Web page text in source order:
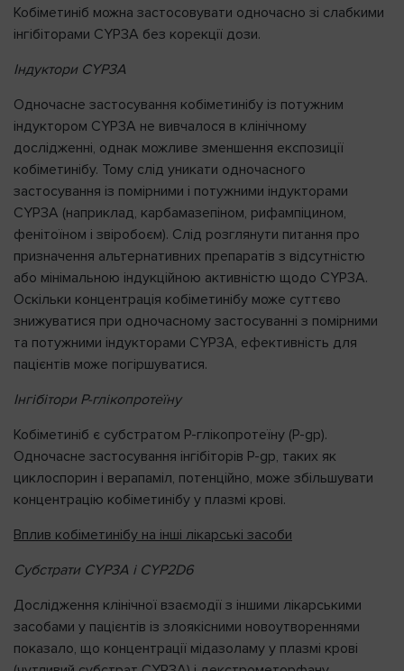
Кобіметиніб можна застосовувати одночасно зі слабкими
інгібіторами CYP3A без корекції дози.
Індуктори CYP3A
Одночасне застосування кобіметинібу із потужним
індуктором CYP3A не вивчалося в клінічному
дослідженні, однак можливе зменшення експозиції
кобіметинібу. Тому слід уникати одночасного
застосування із помірними і потужними індукторами
CYP3A (наприклад, карбамазепіном, рифампіцином,
фенітоїном і звіробоєм). Слід розглянути питання про
призначення альтернативних препаратів з відсутністю
або мінімальною індукційною активністю щодо CYP3A.
Оскільки концентрація кобіметинібу може суттєво
знижуватися при одночасному застосуванні з помірними
та потужними індукторами CYP3A, ефективність для
пацієнтів може погіршуватися.
Інгібітори P-глікопротеїну
Кобіметиніб є субстратом P-глікопротеїну (P-gp).
Одночасне застосування інгібіторів P-gp, таких як
циклоспорин і верапаміл, потенційно, може збільшувати
концентрацію кобіметинібу у плазмі крові.
Вплив кобіметинібу на інші лікарські засоби
Субстрати CYP3A і CYP2D6
Дослідження клінічної взаємодії з іншими лікарськими
засобами у пацієнтів із злоякісними новоутвореннями
показало, що концентрації мідазоламу у плазмі крові